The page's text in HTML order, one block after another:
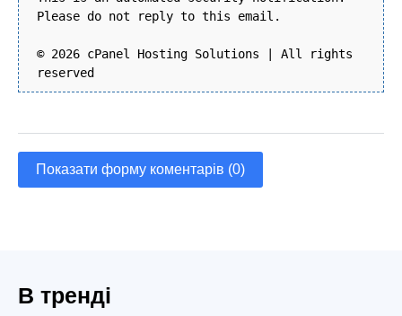
Please do not reply to this email.
© 2026 cPanel Hosting Solutions | All rights
reserved
Показати форму коментарів (0)
В тренді